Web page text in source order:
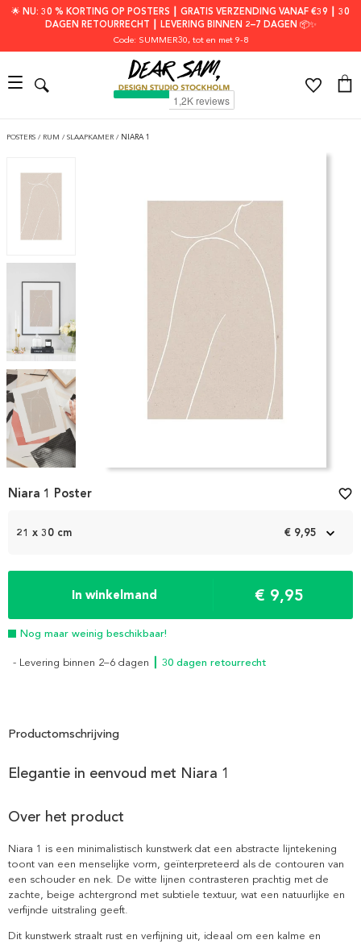
🌟 NU: 30 % KORTING OP POSTERS ┃ GRATIS VERZENDING VANAF €39 ┃ 30
DAGEN RETOURRECHT ┃ LEVERING BINNEN 2–7 DAGEN 📦✨
Code: SUMMER30, tot en met 9-8
POSTERS / RUM / SLAAPKAMER / NIARA 1
1
21 x 30 cm € 9,95
In winkelmand € 9,95
Nog maar weinig beschikbaar!
- Levering binnen 2–6 dagen ┃ 30 dagen retourrecht
Niara 1 Poster favorite_border
Productomschrijving
Elegantie in eenvoud met Niara 1
Over het product
Niara 1 is een minimalistisch kunstwerk dat een abstracte lijntekening
toont van een menselijke vorm, geïnterpreteerd als de contouren van
een schouder en nek. De witte lijnen contrasteren prachtig met de
zachte, beige achtergrond met subtiele textuur, wat een natuurlijke en
verfijnde uitstraling geeft.
Dit kunstwerk straalt rust en verfijning uit, ideaal om een kalme en